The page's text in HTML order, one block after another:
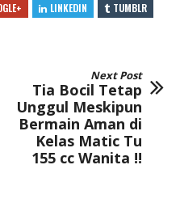
LINKEDIN
TUMBLR
Next Post
Tia Bocil Tetap
Unggul Meskipun
Bermain Aman di
Kelas Matic Tu
155 cc Wanita !!